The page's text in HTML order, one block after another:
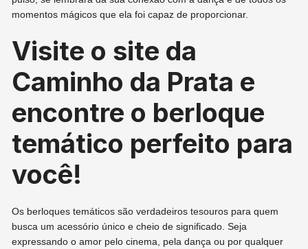
momentos mágicos que ela foi capaz de proporcionar.
Visite o site da
Caminho da Prata e
encontre o berloque
temático perfeito para
você!
Os berloques temáticos são verdadeiros tesouros para quem
busca um acessório único e cheio de significado. Seja
expressando o amor pelo cinema, pela dança ou por qualquer